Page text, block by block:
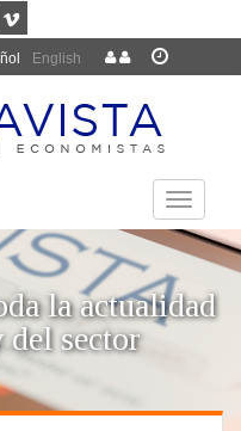
English
TOGGLE
la actualidad
del sector